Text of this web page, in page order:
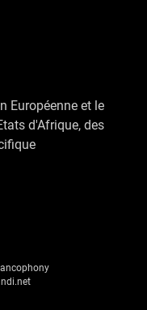
Européenne et le
d'Afrique, des